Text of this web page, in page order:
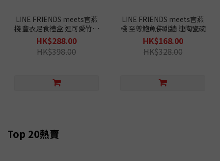
LINE FRIENDS meets官燕
棧 豐衣足食禮盒 連可愛竹製
碟
HK$288.00
HK$398.00
LINE FRIENDS meets官燕
棧 至尊鮑魚佛跳牆 連陶瓷碗
HK$168.00
HK$328.00
Top 20熱賣